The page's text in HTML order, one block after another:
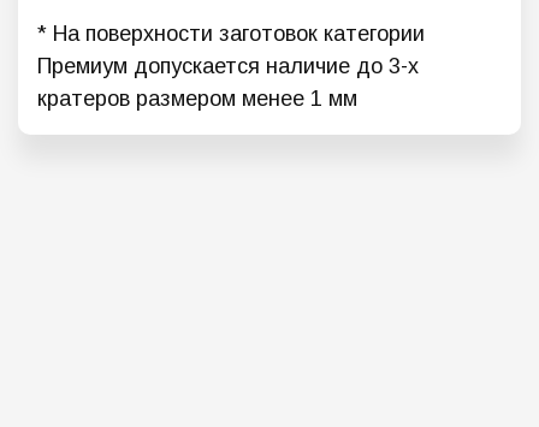
* На поверхности заготовок категории
Премиум допускается наличие до 3-х
кратеров размером менее 1 мм